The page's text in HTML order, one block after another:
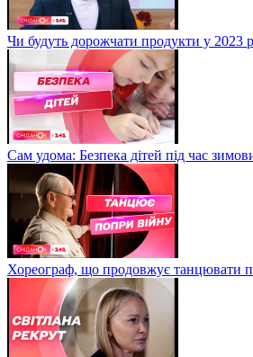
Чи будуть дорожчати продукти у 2023
Сам удома: Безпека дітей під час
Хореограф, що продовжує танцювати